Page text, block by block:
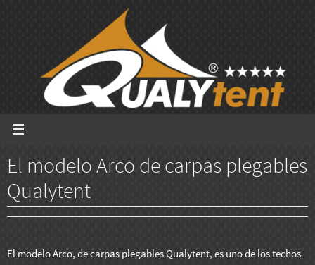
El modelo Arco de carpas plegables
Qualytent
El modelo Arco, de carpas plegables Qualytent, es uno de los techos